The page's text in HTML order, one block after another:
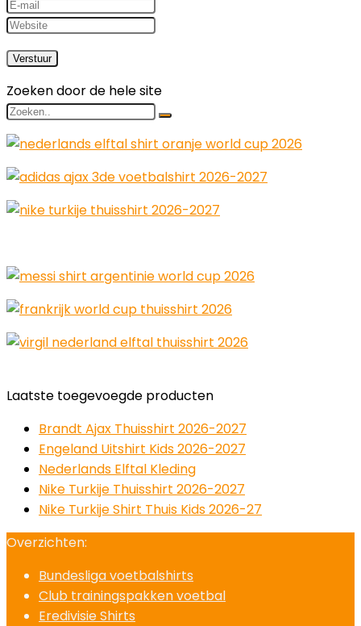
Zoeken door de hele site
Laatste toegevoegde producten
Brandt Ajax Thuisshirt 2026-2027
Engeland Uitshirt Kids 2026-2027
Nederlands Elftal Kleding
Nike Turkije Thuisshirt 2026-2027
Nike Turkije Shirt Thuis Kids 2026-27
Overzichten:
Bundesliga voetbalshirts
Club trainingspakken voetbal
Eredivisie Shirts